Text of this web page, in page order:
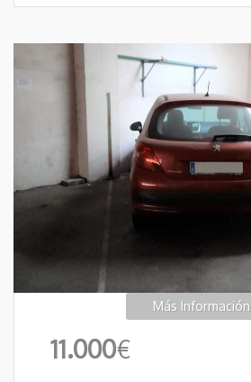
Más Información
11.000€